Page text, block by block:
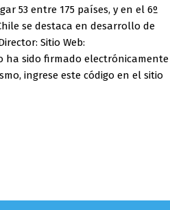
53 entre 175 países, y en el 6º
se destaca en desarrollo de
Sitio Web:
ha sido firmado electrónicamente
ingrese este código en el sitio